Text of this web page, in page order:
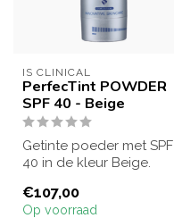
IS CLINICAL
PerfecTint POWDER
SPF 40 - Beige
Getinte poeder met SPF
40 in de kleur Beige.
egaliseert de...
€107,00
Op voorraad